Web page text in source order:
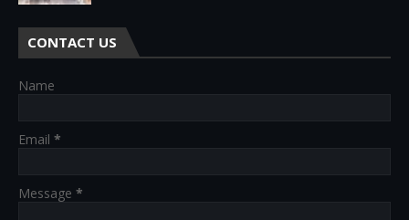
CONTACT US
Name
Email *
Message *